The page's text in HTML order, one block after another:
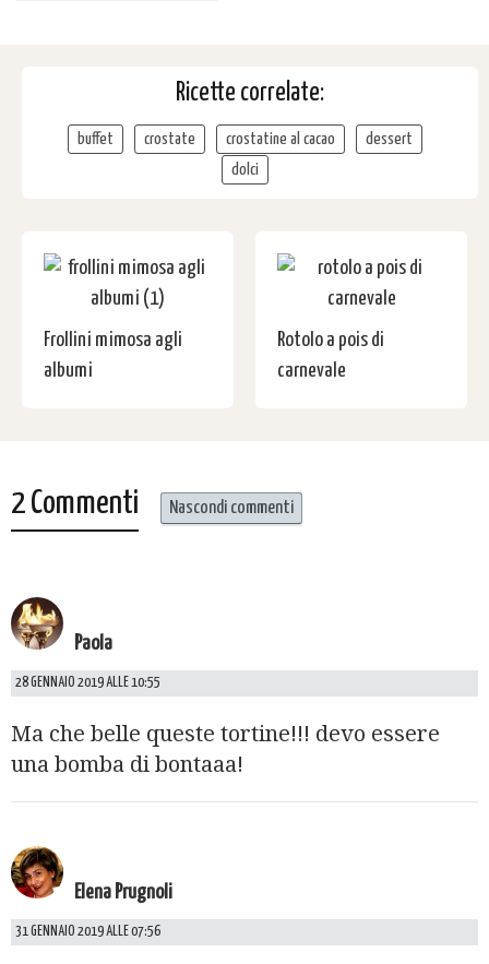
Ricette correlate:
buffet crostate crostatine al cacao
dessert
dolci
Frollini mimosa agli
albumi
Rotolo a pois di
carnevale
2 Commenti Nascondi commenti
Paola
28 GENNAIO 2019 ALLE 10:55
Ma che belle queste tortine!!! devo essere
una bomba di bontaaa!
Elena Prugnoli
31 GENNAIO 2019 ALLE 07:56